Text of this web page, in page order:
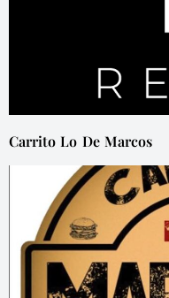
Carrito Lo De Marcos